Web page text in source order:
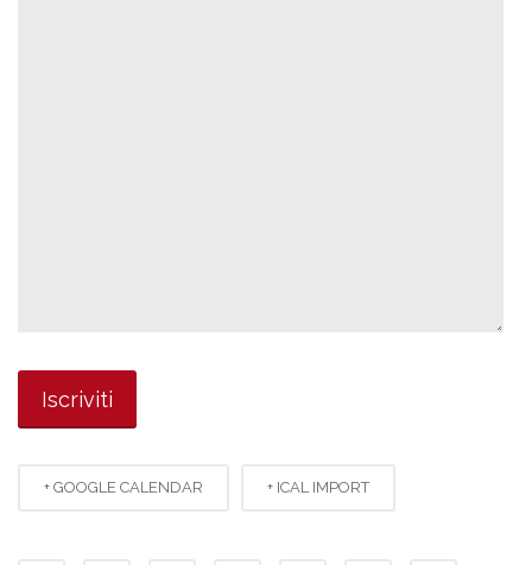
+ GOOGLE CALENDAR + ICAL IMPORT